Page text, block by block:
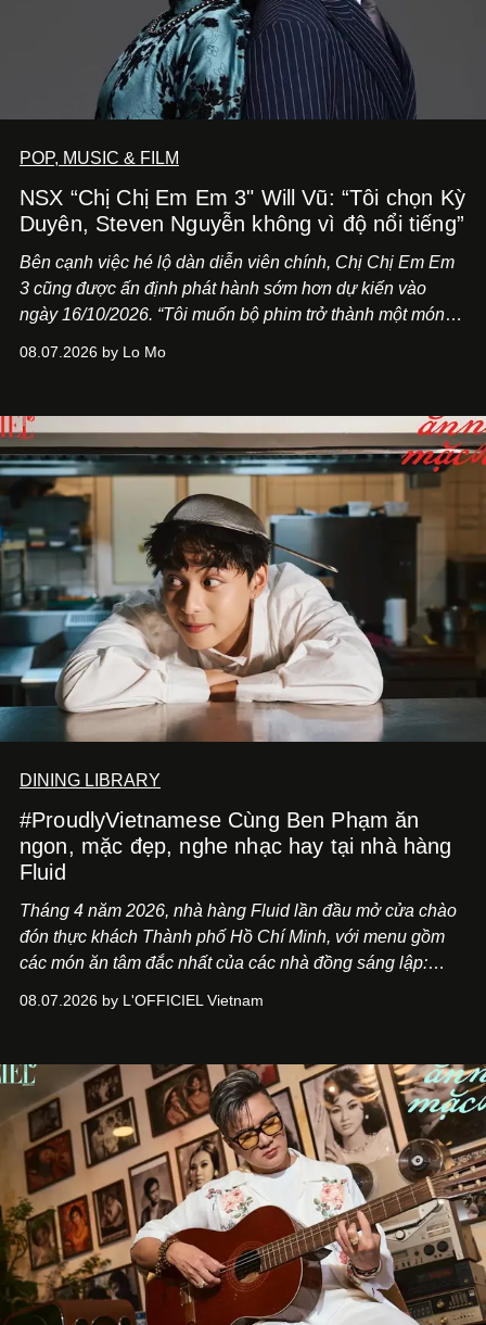
POP, MUSIC & FILM
NSX “Chị Chị Em Em 3" Will Vũ: “Tôi chọn Kỳ
Duyên, Steven Nguyễn không vì độ nổi tiếng”
Bên cạnh việc hé lộ dàn diễn viên chính, Chị Chị Em Em
3 cũng được ấn định phát hành sớm hơn dự kiến vào
ngày 16/10/2026. “Tôi muốn bộ phim trở thành một món
Việt Nam”, NSX Will Vũ cho biết.
08.07.2026 by Lo Mo
DINING LIBRARY
#ProudlyVietnamese Cùng Ben Phạm ăn
ngon, mặc đẹp, nghe nhạc hay tại nhà hàng
Fluid
Tháng 4 năm 2026, nhà hàng Fluid lần đầu mở cửa chào
đón thực khách Thành phố Hồ Chí Minh, với menu gồm
các món ăn tâm đắc nhất của các nhà đồng sáng lập:
món ăn đa dạng từ Á đến Âu nhanh chóng được yêu thích
mang đến niềm vui cho thực khách.
08.07.2026 by L'OFFICIEL Vietnam